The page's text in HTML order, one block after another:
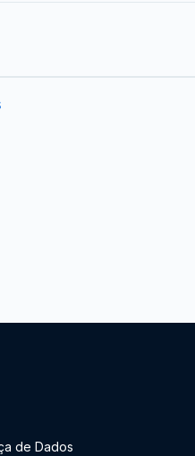
de Dados